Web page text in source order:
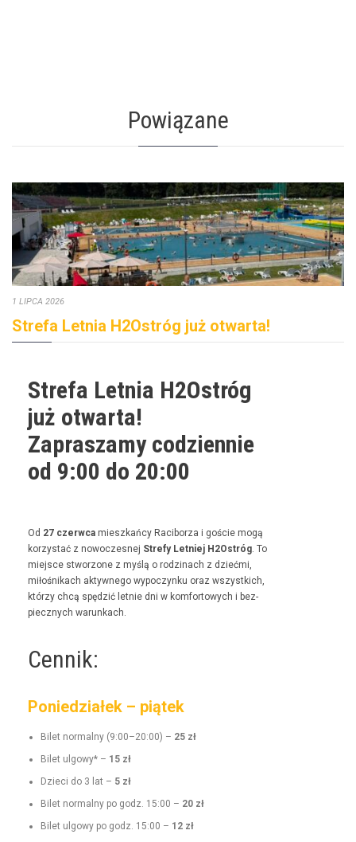
Powiązane
1 LIPCA 2026
Strefa Letnia H2Ostróg już otwarta!
Strefa Letnia H2Ostróg
już otwarta!
Zapraszamy codziennie
od 9:00 do 20:00
Od 27 czer­w­ca mieszkań­cy Raci­borza i goś­cie mogą
korzys­tać z nowoczes­nej Stre­fy Let­niej H2Ostróg. To
miejsce stwor­zone z myślą o rodz­i­nach z dzieć­mi,
miłośnikach akty­wnego wypoczynku oraz wszys­t­kich,
którzy chcą spędz­ić let­nie dni w kom­for­towych i bez­
piecznych warunkach.
Cennik:
Poniedziałek – piątek
Bilet nor­mal­ny (9:00–20:00) – 25 zł
Bilet ulgo­wy* – 15 zł
Dzieci do 3 lat – 5 zł
Bilet nor­mal­ny po godz. 15:00 – 20 zł
Bilet ulgo­wy po godz. 15:00 – 12 zł